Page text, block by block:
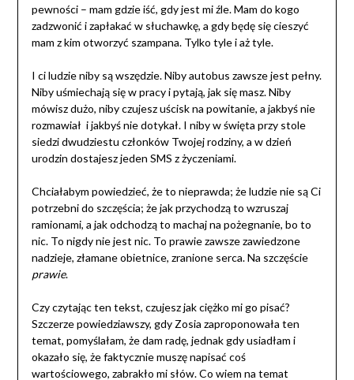
pewności – mam gdzie iść, gdy jest mi źle. Mam do kogo
zadzwonić i zapłakać w słuchawkę, a gdy będę się cieszyć
mam z kim otworzyć szampana. Tylko tyle i aż tyle.
I ci ludzie niby są wszędzie. Niby autobus zawsze jest pełny.
Niby uśmiechają się w pracy i pytają, jak się masz. Niby
mówisz dużo, niby czujesz uścisk na powitanie, a jakbyś nie
rozmawiał i jakbyś nie dotykał. I niby w święta przy stole
siedzi dwudziestu członków Twojej rodziny, a w dzień
urodzin dostajesz jeden SMS z życzeniami.
Chciałabym powiedzieć, że to nieprawda; że ludzie nie są Ci
potrzebni do szczęścia; że jak przychodzą to wzruszaj
ramionami, a jak odchodzą to machaj na pożegnanie, bo to
nic. To nigdy nie jest nic. To prawie zawsze zawiedzone
nadzieje, złamane obietnice, zranione serca. Na szczęście
prawie.
Czy czytając ten tekst, czujesz jak ciężko mi go pisać?
Szczerze powiedziawszy, gdy Zosia zaproponowała ten
temat, pomyślałam, że dam radę, jednak gdy usiadłam i
okazało się, że faktycznie muszę napisać coś
wartościowego, zabrakło mi słów. Co wiem na temat